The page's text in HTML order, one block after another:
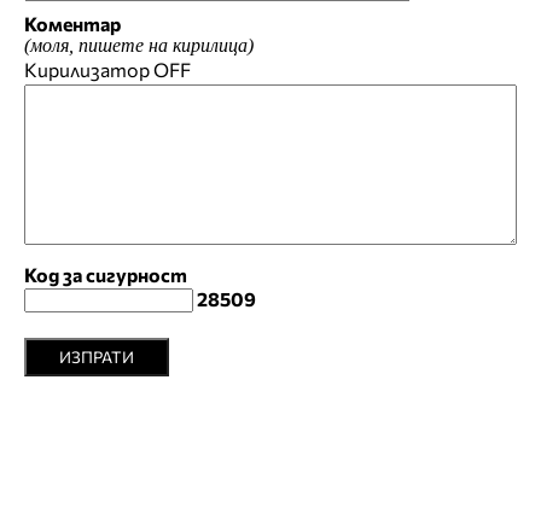
Коментар
(моля, пишете на кирилица)
КирилизаторOFF
Код за сигурност
28509
ИЗПРАТИ